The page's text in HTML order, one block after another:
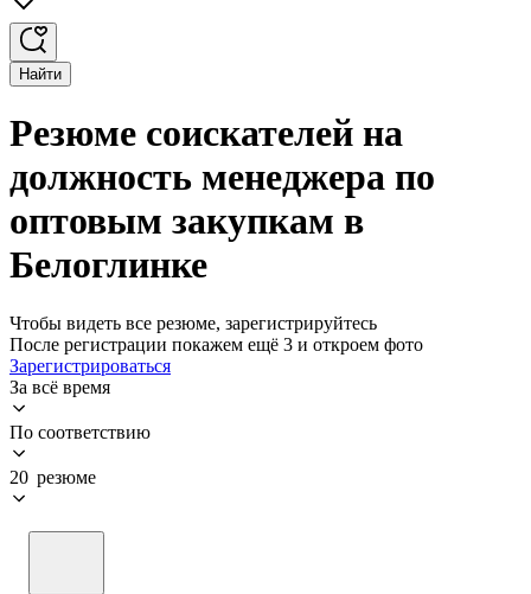
Найти
Резюме соискателей на
должность менеджера по
оптовым закупкам в
Белоглинке
Чтобы видеть все резюме, зарегистрируйтесь
После регистрации покажем ещё 3 и откроем фото
Зарегистрироваться
За всё время
По соответствию
20 резюме